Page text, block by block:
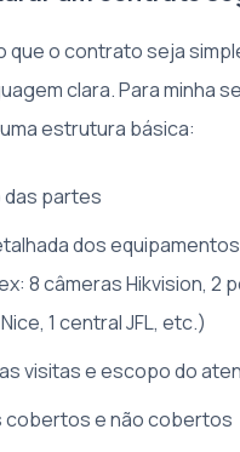
que o contrato seja
clara. Para minha
estrutura básica:
partes
dos equipamentos
8 câmeras Hikvision, 2
1 central JFL, etc.)
visitas e escopo do
cobertos e não cobertos